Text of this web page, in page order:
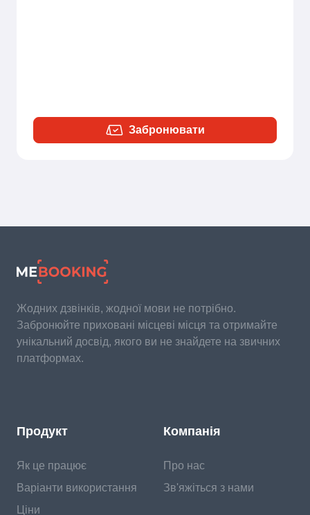
Забронювати
Жодних дзвінків, жодної мови не потрібно.
Забронюйте приховані місцеві місця та отримайте
унікальний досвід, якого ви не знайдете на звичних
платформах.
Продукт
Як це працює
Варіанти використання
Ціни
Компанія
Про нас
Зв'яжіться з нами